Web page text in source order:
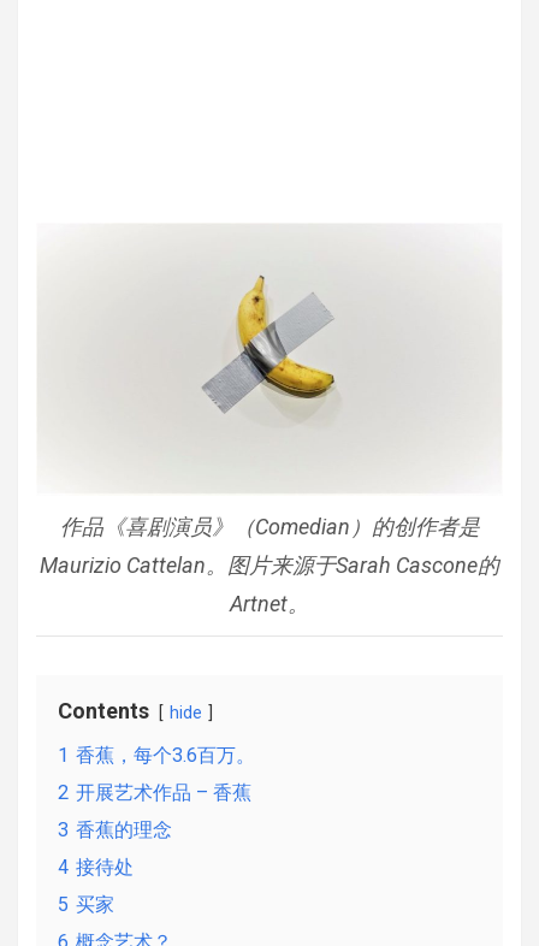
作品《喜剧演员》（Comedian）的创作者是
Maurizio Cattelan。图片来源于Sarah Cascone的
Artnet。
Contents hide
1 香蕉，每个3.6百万。
2 开展艺术作品 – 香蕉
3 香蕉的理念
4 接待处
5 买家